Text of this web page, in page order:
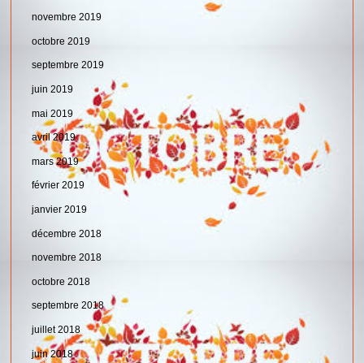
novembre 2019
octobre 2019
septembre 2019
juin 2019
mai 2019
avril 2019
mars 2019
février 2019
janvier 2019
décembre 2018
novembre 2018
octobre 2018
septembre 2018
juillet 2018
juin 2018